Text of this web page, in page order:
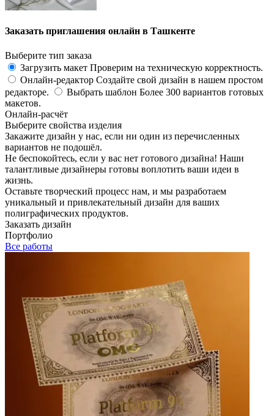
Заказать приглашения онлайн в Ташкенте
Выберите тип заказа
Загрузить макет Проверим на техническую корректность.
Онлайн-редактор Создайте свой дизайн в нашем простом
редакторе.
Выбрать шаблон Более 300 вариантов готовых
макетов.
Онлайн-расчёт
Выберите свойства изделия
Закажите дизайн у нас, если ни один из перечисленных
вариантов не подошёл.
Не беспокойтесь, если у вас нет готового дизайна! Наши
талантливые дизайнеры готовы воплотить ваши идеи в
жизнь.
Оставьте творческий процесс нам, и мы разработаем
уникальный и привлекательный дизайн для ваших
полиграфических продуктов.
Заказать дизайн
Портфолио
Все работы